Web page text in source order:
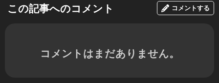
この記事へのコメント コメントする
コメントはまだありません。